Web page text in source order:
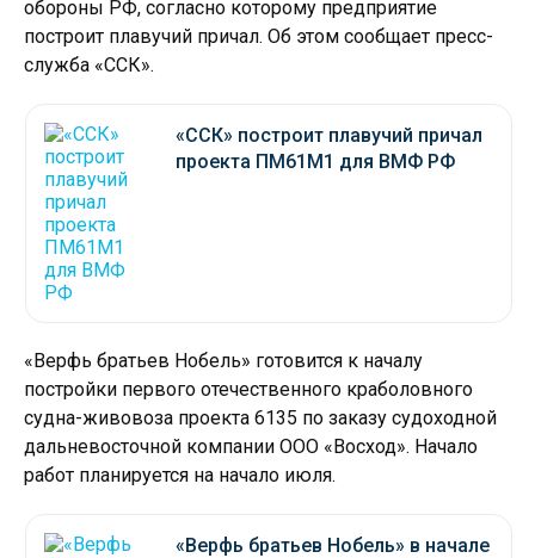
обороны РФ, согласно которому предприятие
построит плавучий причал. Об этом сообщает пресс-
служба «ССК».
«ССК» построит плавучий причал
проекта ПМ61М1 для ВМФ РФ
«Верфь братьев Нобель» готовится к началу
постройки первого отечественного краболовного
судна-живовоза проекта 6135 по заказу судоходной
дальневосточной компании ООО «Восход». Начало
работ планируется на начало июля.
«Верфь братьев Нобель» в начале